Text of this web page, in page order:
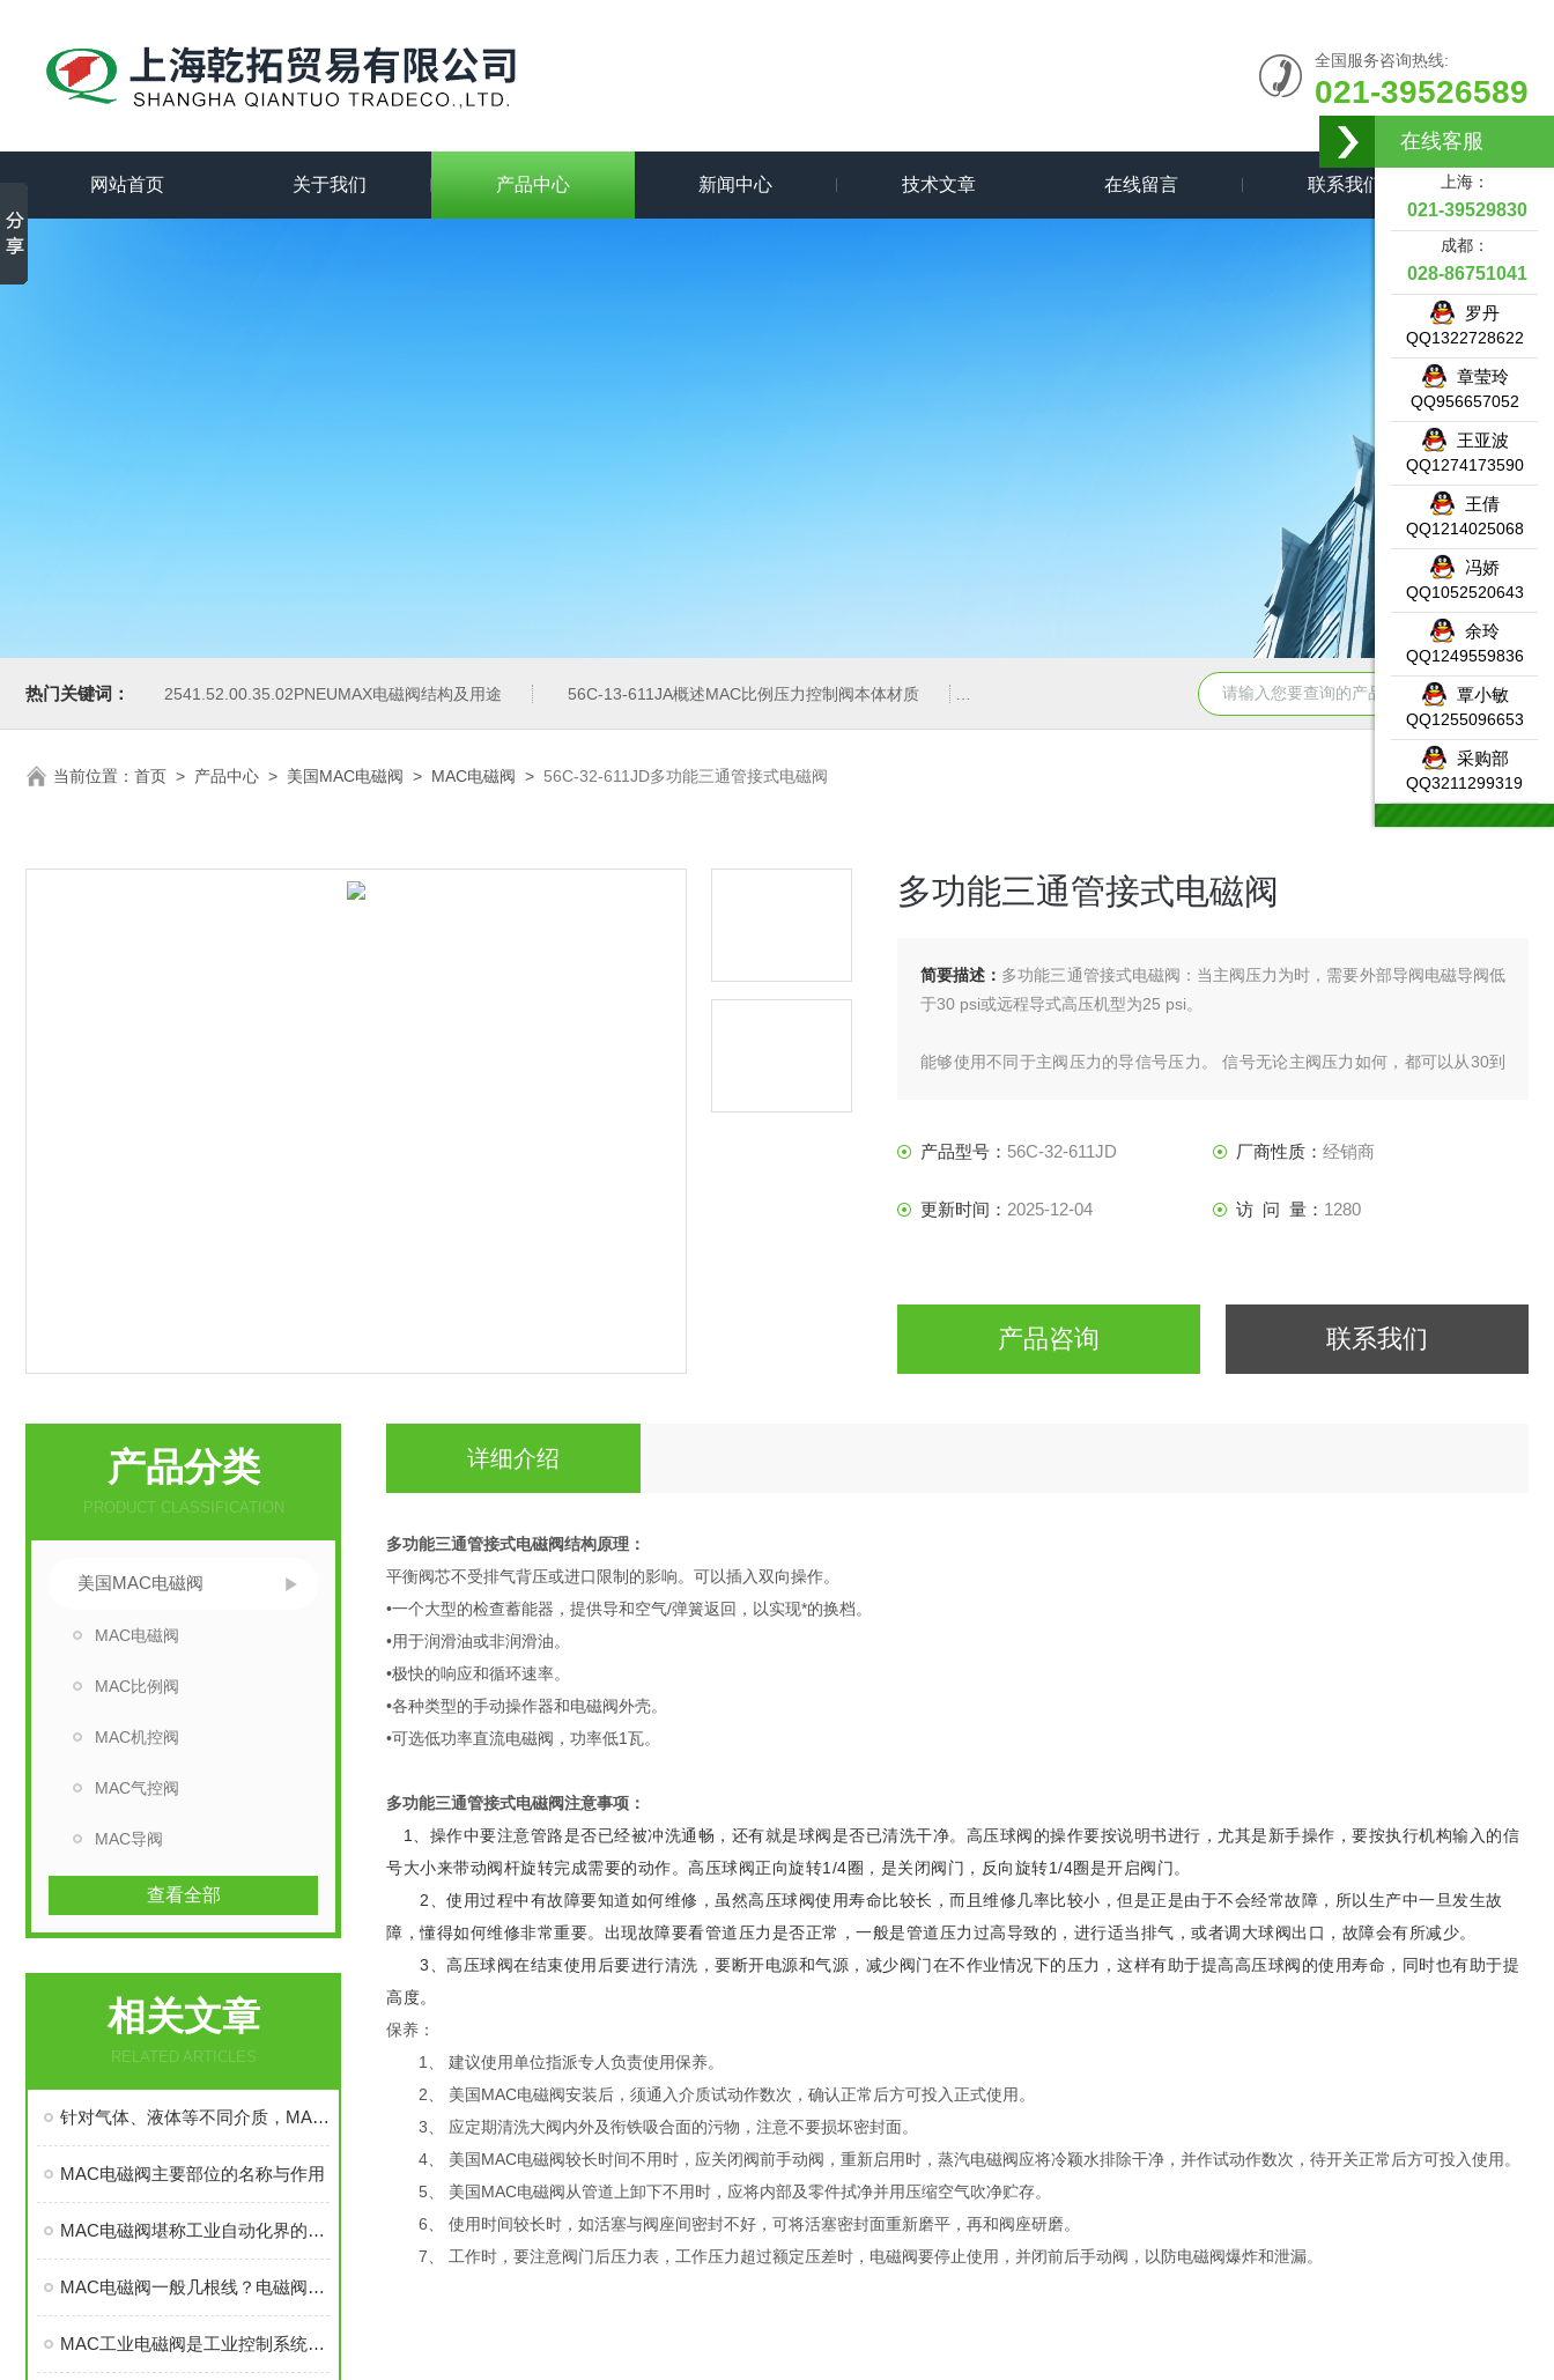
全国服务咨询热线:
021-39526589
网站首页 关于我们 产品中心 新闻中心 技术文章 在线留言 联系我们
热门关键词： 2541.52.00.35.02PNEUMAX电磁阀结构及用途 56C-13-611JA概述MAC比例压力控制阀本体材质 6ES7331-7KF02-0AB0SIEMENS输入模块产品示意图 DW-AS-623-
当前位置： 首页 > 产品中心 > 美国MAC电磁阀 > MAC电磁阀 > 56C-32-611JD多功能三通管接式电磁阀
多功能三通管接式电磁阀
简要描述： 多功能三通管接式电磁阀：当主阀压力为时，需要外部导阀电磁导阀低
于30 psi或远程导式高压机型为25 psi。
能够使用不同于主阀压力的导信号压力。 信号无论主阀压力如何，都可以从30到
在螺线管型号上从内部转换为外部导，只需旋转导外壳180度并连接外部导源。
产品型号： 56C-32-611JD 厂商性质： 经销商
更新时间： 2025-12-04 访 问 量： 1280
产品咨询 联系我们
产品分类
PRODUCT CLASSIFICATION
美国MAC电磁阀
MAC电磁阀
MAC比例阀
MAC机控阀
MAC气控阀
MAC导阀
查看全部
相关文章
RELATED ARTICLES
针对气体、液体等不同介质，MAC工业电磁阀的操作要求是否有区别？
MAC电磁阀主要部位的名称与作用
MAC电磁阀堪称工业自动化界的“速度与耐力王”
MAC电磁阀一般几根线？电磁阀的线应该如何接
MAC工业电磁阀是工业控制系统中的“智能开关”
详细介绍
多功能三通管接式电磁阀结构原理：
平衡阀芯不受排气背压或进口限制的影响。可以插入双向操作。
•一个大型的检查蓄能器，提供导和空气/弹簧返回，以实现*的换档。
•用于润滑油或非润滑油。
•极快的响应和循环速率。
•各种类型的手动操作器和电磁阀外壳。
•可选低功率直流电磁阀，功率低1瓦。
多功能三通管接式电磁阀注意事项：
1、操作中要注意管路是否已经被冲洗通畅，还有就是球阀是否已清洗干净。高压球阀的操作要按说明书进行，尤其是新手操作，要按执行机构输入的信
号大小来带动阀杆旋转完成需要的动作。高压球阀正向旋转1/4圈，是关闭阀门，反向旋转1/4圈是开启阀门。
2、使用过程中有故障要知道如何维修，虽然高压球阀使用寿命比较长，而且维修几率比较小，但是正是由于不会经常故障，所以生产中一旦发生故
障，懂得如何维修非常重要。出现故障要看管道压力是否正常，一般是管道压力过高导致的，进行适当排气，或者调大球阀出口，故障会有所减少。
3、高压球阀在结束使用后要进行清洗，要断开电源和气源，减少阀门在不作业情况下的压力，这样有助于提高高压球阀的使用寿命，同时也有助于提
高度。
保养：
1、 建议使用单位指派专人负责使用保养。
2、 美国MAC电磁阀安装后，须通入介质试动作数次，确认正常后方可投入正式使用。
3、 应定期清洗大阀内外及衔铁吸合面的污物，注意不要损坏密封面。
4、 美国MAC电磁阀较长时间不用时，应关闭阀前手动阀，重新启用时，蒸汽电磁阀应将冷颖水排除干净，并作试动作数次，待开关正常后方可投入使用。
5、 美国MAC电磁阀从管道上卸下不用时，应将内部及零件拭净并用压缩空气吹净贮存。
6、 使用时间较长时，如活塞与阀座间密封不好，可将活塞密封面重新磨平，再和阀座研磨。
7、 工作时，要注意阀门后压力表，工作压力超过额定压差时，电磁阀要停止使用，并闭前后手动阀，以防电磁阀爆炸和泄漏。
在线客服
上海：
021-39529830
成都：
028-86751041
罗丹
QQ1322728622
章莹玲
QQ956657052
王亚波
QQ1274173590
王倩
QQ1214025068
冯娇
QQ1052520643
余玲
QQ1249559836
覃小敏
QQ1255096653
采购部
QQ3211299319